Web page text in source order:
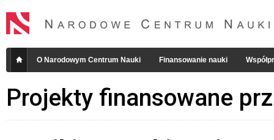
O Narodowym Centrum Nauki Finansowanie nauki
Projekty finansowane